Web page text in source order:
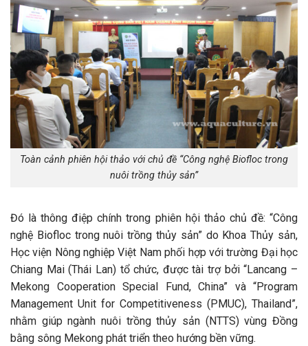
Toàn cảnh phiên hội thảo với chủ đề “Công nghệ Biofloc trong
nuôi trồng thủy sản”
Đó là thông điệp chính trong phiên hội thảo chủ đề: “Công
nghệ Biofloc trong nuôi trồng thủy sản” do Khoa Thủy sản,
Học viện Nông nghiệp Việt Nam phối hợp với trường Đại học
Chiang Mai (Thái Lan) tổ chức, được tài trợ bởi “Lancang –
Mekong Cooperation Special Fund, China” và “Program
Management Unit for Competitiveness (PMUC), Thailand”,
nhằm giúp ngành nuôi trồng thủy sản (NTTS) vùng Đồng
bằng sông Mekong phát triển theo hướng bền vững.